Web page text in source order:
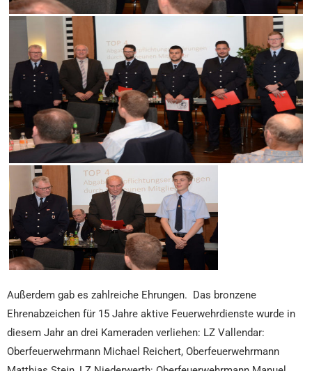
Außerdem gab es zahlreiche Ehrungen. Das bronzene
Ehrenabzeichen für 15 Jahre aktive Feuerwehrdienste wurde in
diesem Jahr an drei Kameraden verliehen: LZ Vallendar:
Oberfeuerwehrmann Michael Reichert, Oberfeuerwehrmann